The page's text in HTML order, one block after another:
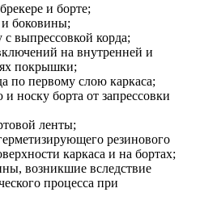
и борте;
и боковины;
с выпрессовкой корда;
на внутренней и
покрышки;
по первому слою каркаса;
носку борта от запрессовки
ленты;
резинового
каркаса и на бортах;
возникшие вследствие
процесса при